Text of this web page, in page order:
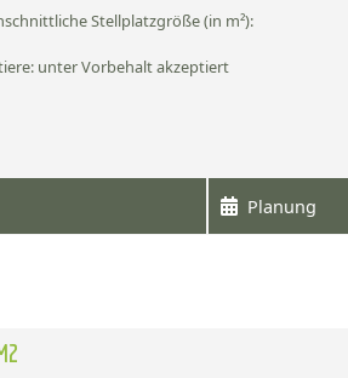
Stellplatzgröße (in m²):
unter Vorbehalt akzeptiert
Planung